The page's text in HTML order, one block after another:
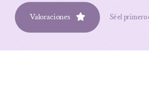
Valoraciones Sé el